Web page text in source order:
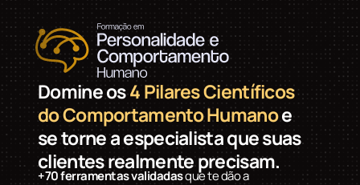
Domine os4 Pilares Científicos
do Comportamento Humanoe
se torne a especialista que suas
clientes realmente precisam.
+70 ferramentas validadasque te dão a